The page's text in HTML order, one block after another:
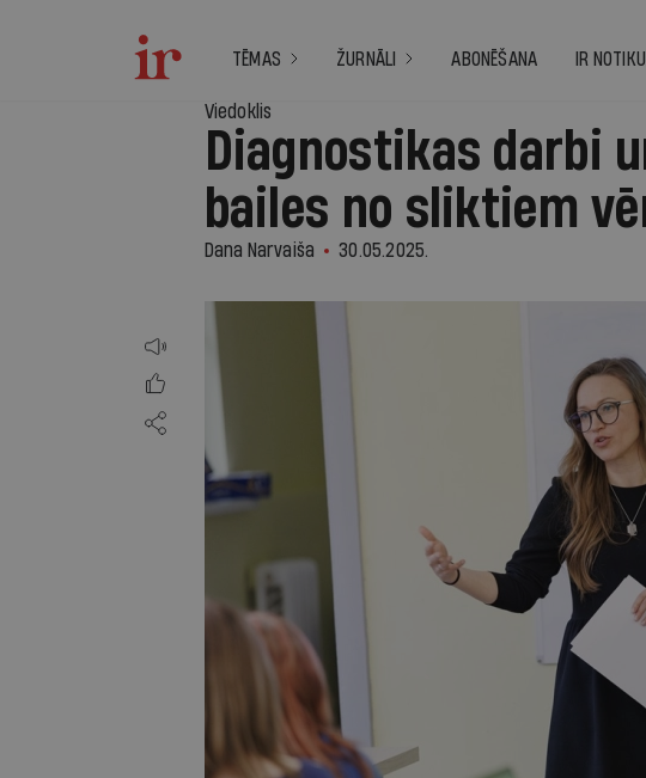
TĒMAS ŽURNĀLI ABONĒŠANA IR
Viedoklis
Diagnostikas darbi
bailes no sliktiem
Dana Narvaiša 30.05.2025.